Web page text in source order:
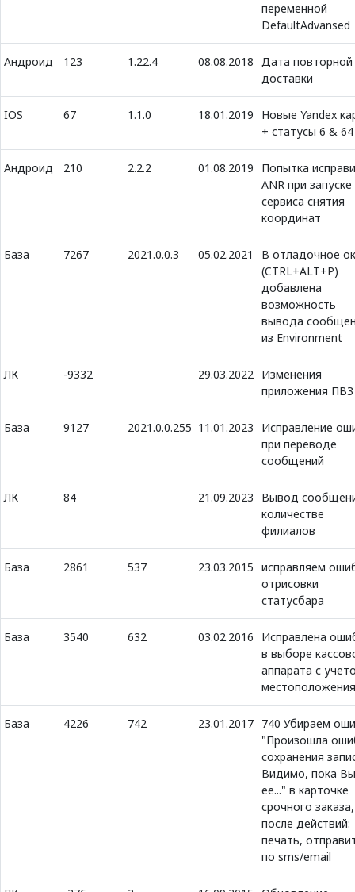
переменной
DefaultAdvansed
Андроид 123 1.22.4 08.08.2018 Дата повторной
доставки
IOS 67 1.1.0 18.01.2019
Новые Yandex
+ статусы 6 & 64
Андроид 210 2.2.2 01.08.2019
Попытка
ANR при запуске
сервиса снятия
координат
База 7267 2021.0.0.3 05.02.2021
В отладочное
(CTRL+ALT+P)
добавлена
возможность
вывода
из Environment
ЛК -9332 29.03.2022 Изменения
приложения ПВЗ
База 9127 2021.0.0.255 11.01.2023
Исправление
при переводе
сообщений
ЛК 84 21.09.2023
Вывод
количестве
филиалов
База 2861 537 23.03.2015 исправляем
отрисовки
статусбара
База 3540 632 03.02.2016
Исправлена
в выборе
аппарата с
местоположения
База 4226 742 23.01.2017 740 Убираем
"Произошла
сохранения
Видимо, пока Вы
ее..." в карточке
срочного заказа,
после действий:
печать,
по sms/email